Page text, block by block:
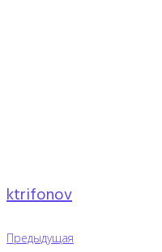
ktrifonov
Навигация
Предыдущая
Предыдущая